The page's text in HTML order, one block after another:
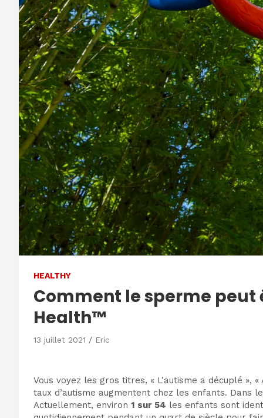
HEALTHY
Comment le sperme peut
Health™
13 juillet 2021 Eric
Vous voyez les gros titres, « L’autisme a décuplé »,
taux d’autisme augmentent chez les enfants. Dans
Actuellement, environ 1 sur 54 les enfants sont